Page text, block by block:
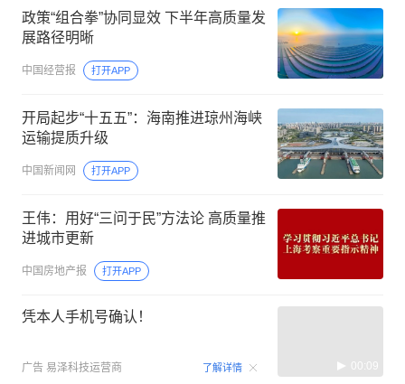
政策“组合拳”协同显效 下半年高质量发
展路径明晰
中国经营报 打开APP
开局起步“十五五”：海南推进琼州海峡
运输提质升级
中国新闻网 打开APP
王伟：用好“三问于民”方法论 高质量推
进城市更新
中国房地产报 打开APP
凭本人手机号确认！
广告 易泽科技运营商 了解详情 00:09